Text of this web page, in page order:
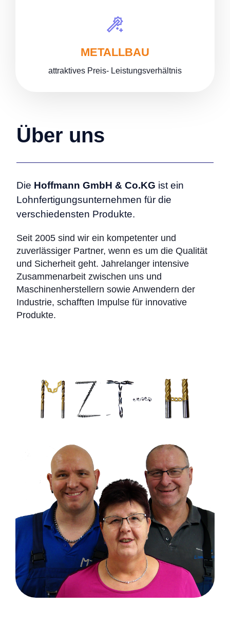
METALLBAU
attraktives Preis- Leistungsverhältnis
Über uns
Die Hoffmann GmbH & Co.KG ist ein
Lohnfertigungsunternehmen für die
verschiedensten Produkte.
Seit 2005 sind wir ein kompetenter und
zuverlässiger Partner, wenn es um die Qualität
und Sicherheit geht. Jahrelanger intensive
Zusammenarbeit zwischen uns und
Maschinenherstellern sowie Anwendern der
Industrie, schafften Impulse für innovative
Produkte.